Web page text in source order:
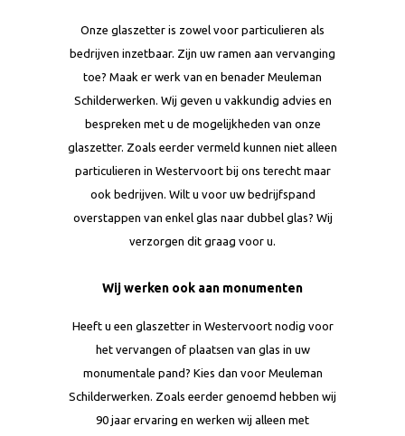
Onze glaszetter is zowel voor particulieren als
bedrijven inzetbaar. Zijn uw ramen aan vervanging
toe? Maak er werk van en benader Meuleman
Schilderwerken. Wij geven u vakkundig advies en
bespreken met u de mogelijkheden van onze
glaszetter. Zoals eerder vermeld kunnen niet alleen
particulieren in Westervoort bij ons terecht maar
ook bedrijven. Wilt u voor uw bedrijfspand
overstappen van enkel glas naar dubbel glas? Wij
verzorgen dit graag voor u.
Wij werken ook aan monumenten
Heeft u een glaszetter in Westervoort nodig voor
het vervangen of plaatsen van glas in uw
monumentale pand? Kies dan voor Meuleman
Schilderwerken. Zoals eerder genoemd hebben wij
90 jaar ervaring en werken wij alleen met